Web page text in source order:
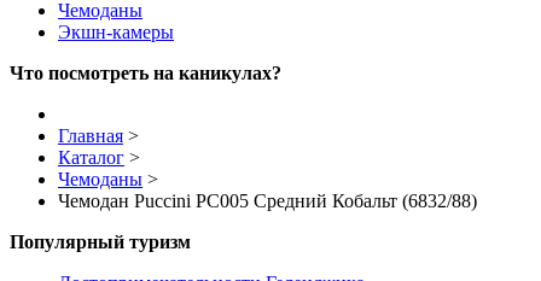
Чемоданы
Экшн-камеры
Что посмотреть на каникулах?
Главная >
Каталог >
Чемоданы >
Чемодан Puccini PC005 Средний Кобальт (6832/88)
Популярный туризм